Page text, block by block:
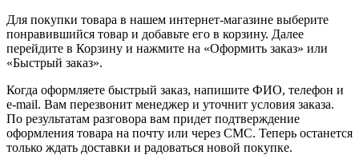
Для покупки товара в нашем интернет-магазине выберите
понравившийся товар и добавьте его в корзину. Далее
перейдите в Корзину и нажмите на «Оформить заказ» или
«Быстрый заказ».
Когда оформляете быстрый заказ, напишите ФИО, телефон и
e-mail. Вам перезвонит менеджер и уточнит условия заказа.
По результатам разговора вам придет подтверждение
оформления товара на почту или через СМС. Теперь останется
только ждать доставки и радоваться новой покупке.